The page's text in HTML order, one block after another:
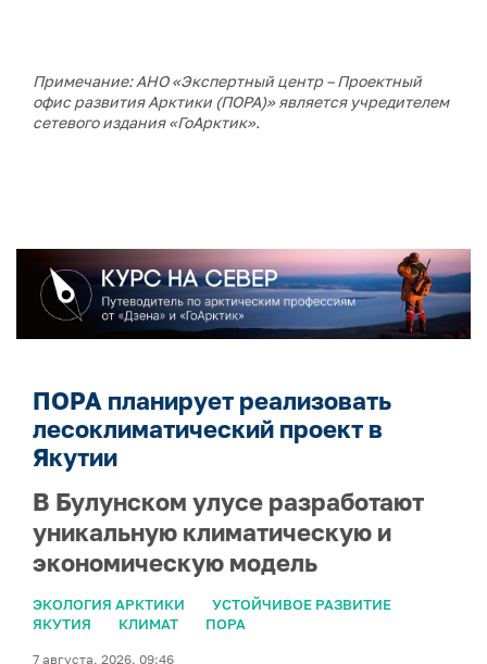
Примечание: АНО «Экспертный центр – Проектный
офис развития Арктики (ПОРА)» является учредителем
сетевого издания «ГоАрктик».
ПОРА планирует реализовать
лесоклиматический проект в
Якутии
В Булунском улусе разработают
уникальную климатическую и
экономическую модель
ЭКОЛОГИЯ АРКТИКИ
УСТОЙЧИВОЕ РАЗВИТИЕ
ЯКУТИЯ
КЛИМАТ ПОРА
7 августа, 2026, 09:46